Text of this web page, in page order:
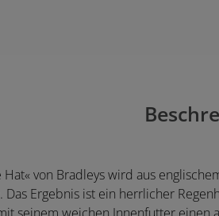
Hat« von Bradleys wird aus
Das Ergebnis ist ein herrlicher